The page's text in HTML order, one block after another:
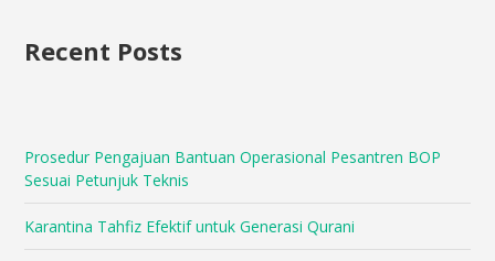
Recent Posts
Prosedur Pengajuan Bantuan Operasional Pesantren BOP
Sesuai Petunjuk Teknis
Karantina Tahfiz Efektif untuk Generasi Qurani